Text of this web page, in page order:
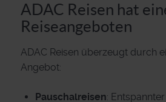
ADAC Reisen hat
Reiseangeboten
ADAC Reisen überzeugt durch
Angebot:
Pauschalreisen: